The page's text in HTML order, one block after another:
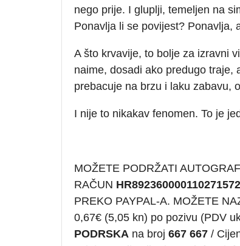
nego prije. I gluplji, temeljen na
Ponavlja li se povijest? Ponavlja,
A što krvavije, to bolje za izravni
naime, dosadi ako predugo traje,
prebacuje na brzu i laku zabavu,
I nije to nikakav fenomen. To je
MOŽETE PODRŽATI
RAČUN
PREKO PAYPAL-A. MOŽETE
0,67€ (5,05 kn) po pozivu (PDV
PODRSKA na broj 667 667 /